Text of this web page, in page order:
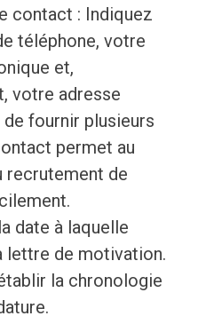
contact : Indiquez
téléphone, votre
et,
votre adresse
fournir plusieurs
permet au
recrutement de
date à laquelle
lettre de motivation.
la chronologie